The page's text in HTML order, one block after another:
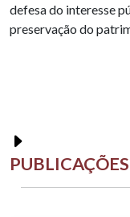
defesa do interesse
preservação do